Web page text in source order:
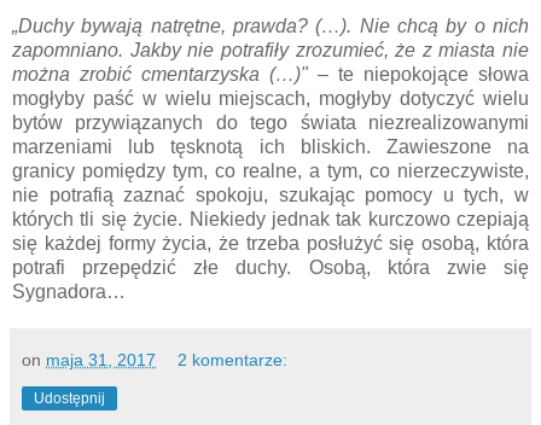
„Duchy bywają natrętne, prawda? (…). Nie chcą by o nich
zapomniano. Jakby nie potrafiły zrozumieć, że z miasta nie
można zrobić cmentarzyska (…)" – te niepokojące słowa
mogłyby paść w wielu miejscach, mogłyby dotyczyć wielu
bytów przywiązanych do tego świata niezrealizowanymi
marzeniami lub tęsknotą ich bliskich. Zawieszone na
granicy pomiędzy tym, co realne, a tym, co nierzeczywiste,
nie potrafią zaznać spokoju, szukając pomocy u tych, w
których tli się życie. Niekiedy jednak tak kurczowo czepiają
się każdej formy życia, że trzeba posłużyć się osobą, która
potrafi przepędzić złe duchy. Osobą, która zwie się
Sygnadora…
on maja 31, 2017 2 komentarze:
Udostępnij